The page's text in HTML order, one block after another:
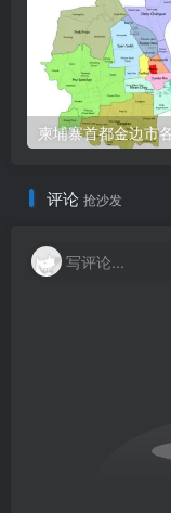
评论 抢沙发
写评论...